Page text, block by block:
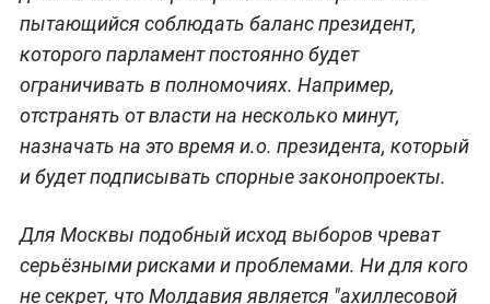
пытающийся соблюдать баланс президент,
которого парламент постоянно будет
ограничивать в полномочиях. Например,
отстранять от власти на несколько минут,
назначать на это время и.о. президента, который
и будет подписывать спорные законопроекты.
Для Москвы подобный исход выборов чреват
серьёзными рисками и проблемами. Ни для кого
не секрет, что Молдавия является "ахиллесовой